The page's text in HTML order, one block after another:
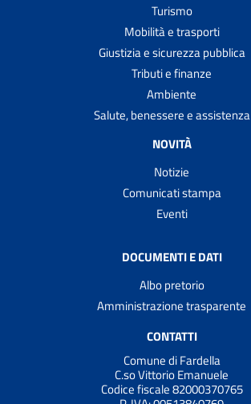
Turismo
Mobilità e trasporti
Giustizia e sicurezza pubblica
Tributi e finanze
Ambiente
Salute, benessere e assistenza
NOVITÀ
Notizie
Comunicati stampa
Eventi
DOCUMENTI E DATI
Albo pretorio
Amministrazione trasparente
CONTATTI
Comune di Fardella
C.so Vittorio Emanuele
Codice fiscale 82000370765